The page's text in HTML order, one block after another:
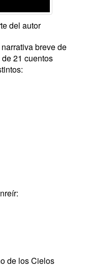
del autor
breve de
21 cuentos
de los Cielos